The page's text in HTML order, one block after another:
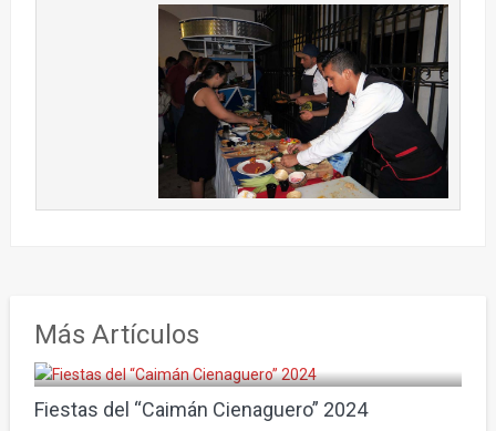
Más Artículos
Fiestas y Festivales
Fiestas del “Caimán Cienaguero” 2024